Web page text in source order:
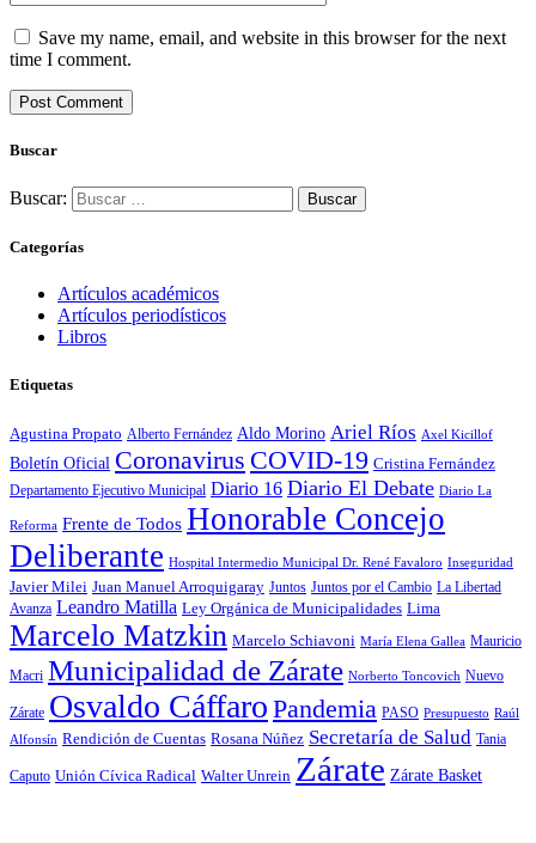
Save my name, email, and website in this browser for the next
time I comment.
Buscar
Buscar:
Categorías
Artículos académicos
Artículos periodísticos
Libros
Etiquetas
Agustina Propato Alberto Fernández Aldo Morino Ariel Ríos Axel Kicillof
Boletín Oficial Coronavirus COVID-19 Cristina Fernández
Departamento Ejecutivo Municipal Diario 16 Diario El Debate Diario La
Reforma Frente de Todos Honorable Concejo
Deliberante Hospital Intermedio Municipal Dr. René Favaloro Inseguridad
Javier Milei Juan Manuel Arroquigaray Juntos Juntos por el Cambio La Libertad
Avanza Leandro Matilla Ley Orgánica de Municipalidades Lima
Marcelo Matzkin Marcelo Schiavoni María Elena Gallea Mauricio
Macri Municipalidad de Zárate Norberto Toncovich Nuevo
Zárate Osvaldo Cáffaro Pandemia PASO Presupuesto Raúl
Alfonsín Rendición de Cuentas Rosana Núñez Secretaría de Salud Tania
Caputo Unión Cívica Radical Walter Unrein Zárate Zárate Basket